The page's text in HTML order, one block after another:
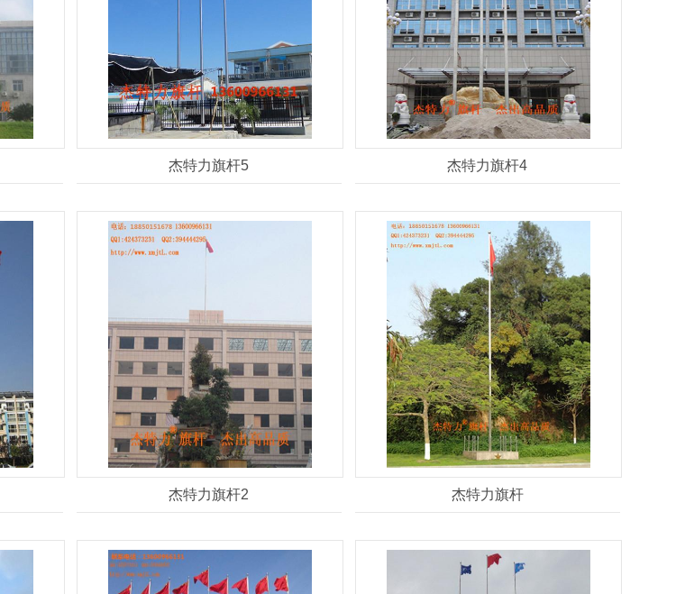
杰特力旗杆5 杰特力旗杆4
杰特力旗杆2 杰特力旗杆